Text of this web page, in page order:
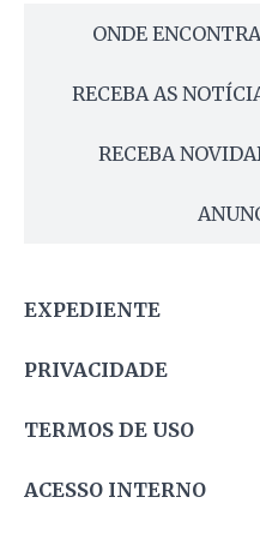
ONDE
RECEBA AS
RECEBA
EXPEDIENTE
PRIVACIDADE
TERMOS DE USO
ACESSO INTERNO